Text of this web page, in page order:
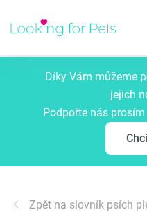
Díky Vám můžeme
jejich
Podpořte nás
Zpět na slovník psích